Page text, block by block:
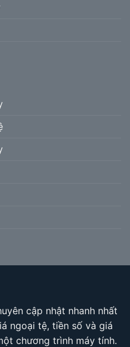
cập nhật nhanh nhất
ngoại tệ, tiền số và giá
chương trình máy tính.